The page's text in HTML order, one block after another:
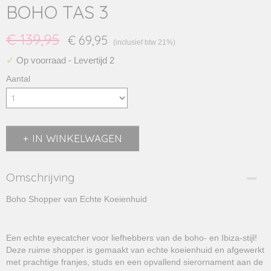
BOHO TAS 3
€ 139,95 € 69,95 (inclusief btw 21%)
✓ Op voorraad - Levertijd 2
Aantal
IN WINKELWAGEN
Omschrijving
Boho Shopper van Echte Koeienhuid
Een echte eyecatcher voor liefhebbers van de boho- en Ibiza-stijl!
Deze ruime shopper is gemaakt van echte koeienhuid en afgewerkt
met prachtige franjes, studs en een opvallend sierornament aan de